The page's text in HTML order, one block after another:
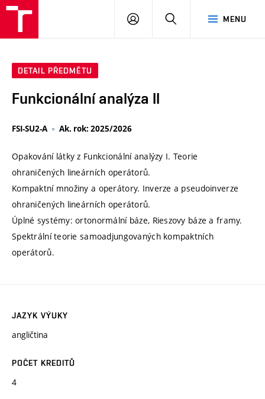
MENU
PŘIHLÁSIT
DETAIL PŘEDMĚTU
Funkcionální analýza II
FSI-SU2-A Ak. rok: 2025/2026
Opakování látky z Funkcionální analýzy I. Teorie
ohraničených lineárních operátorů.
Kompaktní množiny a operátory. Inverze a pseudoinverze
ohraničených lineárních operátorů.
Úplné systémy: ortonormální báze, Rieszovy báze a framy.
Spektrální teorie samoadjungovaných kompaktních
operátorů.
JAZYK VÝUKY
angličtina
POČET KREDITŮ
4